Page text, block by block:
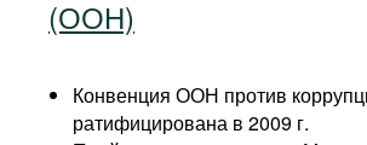
(ООН)
Конвенция ООН против
ратифицирована в 2009 г.